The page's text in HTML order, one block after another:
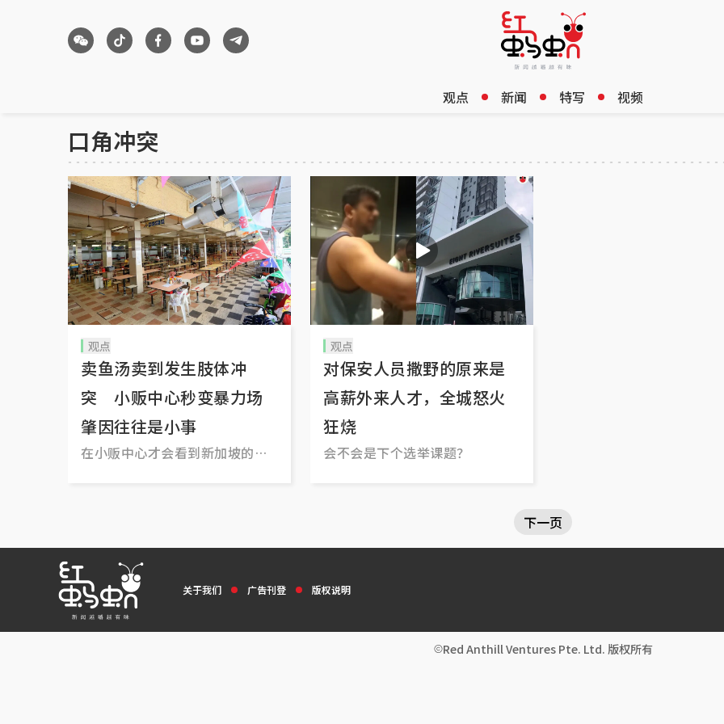
观点 新闻 特写 视频
口角冲突
观点
卖鱼汤卖到发生肢体冲
突 小贩中心秒变暴力场
肇因往往是小事
在小贩中心才会看到新加坡的真
观点
对保安人员撒野的原来是
高薪外来人才，全城怒火
狂烧
会不会是下个选举课题？
下一页
关于我们 广告刊登 版权说明
Red Anthill Ventures Pte. Ltd. 版权所有